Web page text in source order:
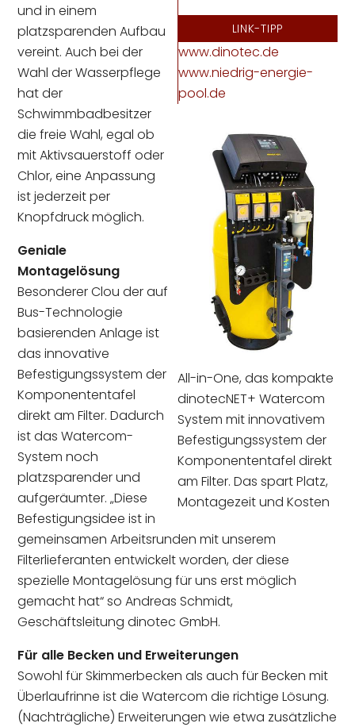
LINK-TIPP
www.dinotec.de
www.niedrig-energie-
pool.de
All-in-One, das kompakte
dinotecNET+ Watercom
System mit innovativem
Befestigungssystem der
Komponententafel direkt
am Filter. Das spart Platz,
Montagezeit und Kosten
und in einem
platzsparenden Aufbau
vereint. Auch bei der
Wahl der Wasserpflege
hat der
Schwimmbadbesitzer
die freie Wahl, egal ob
mit Aktivsauerstoff oder
Chlor, eine Anpassung
ist jederzeit per
Knopfdruck möglich.
Geniale
Montagelösung
Besonderer Clou der auf
Bus-Technologie
basierenden Anlage ist
das innovative
Befestigungssystem der
Komponententafel
direkt am Filter. Dadurch
ist das Watercom-
System noch
platzsparender und
aufgeräumter. „Diese
Befestigungsidee ist in
gemeinsamen Arbeitsrunden mit unserem
Filterlieferanten entwickelt worden, der diese
spezielle Montagelösung für uns erst möglich
gemacht hat“ so Andreas Schmidt,
Geschäftsleitung dinotec GmbH.
Für alle Becken und Erweiterungen
Sowohl für Skimmerbecken als auch für Becken mit
Überlaufrinne ist die Watercom die richtige Lösung.
(Nachträgliche) Erweiterungen wie etwa zusätzliche